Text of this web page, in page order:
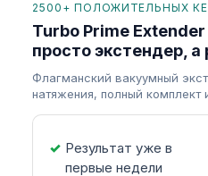
2500+ ПОЛОЖИТЕЛЬНЫХ
Turbo Prime
просто экстендер, а
Флагманский вакуумный
натяжения, полный комплект
Результат уже в
первые недели